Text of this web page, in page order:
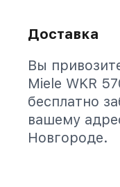
Доставка
Вы
Miele WKR
бесплатно
вашему
Новгороде.